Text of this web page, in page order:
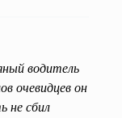
водитель
очевидцев он
не сбил